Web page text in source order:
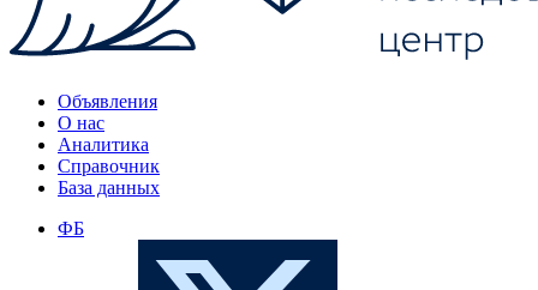
Объявления
О нас
Аналитика
Справочник
База данных
ФБ